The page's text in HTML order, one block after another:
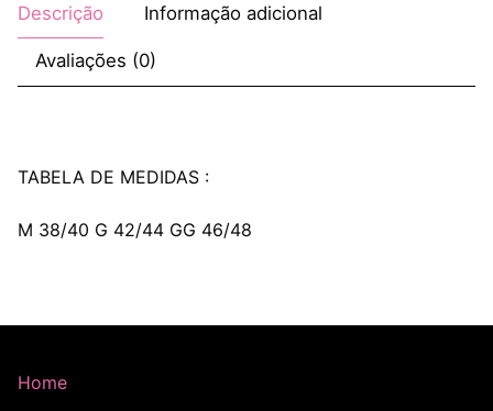
Descrição Informação adicional
Avaliações (0)
TABELA DE MEDIDAS :
M 38/40 G 42/44 GG 46/48
Home